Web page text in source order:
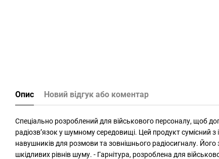
Опис Новий відгук або коментар
Спеціально розроблений для військового персоналу, щоб
радіозв’язок у шумному середовищі. Цей продукт
навушників для розмови та зовнішнього радіосигналу.
шкідливих рівнів шуму. - Гарнітура, розроблена для